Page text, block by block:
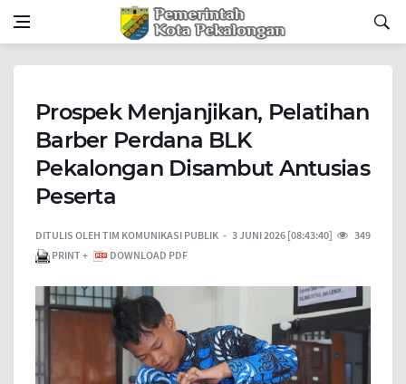
Prospek Menjanjikan, Pelatihan
Barber Perdana BLK
Pekalongan Disambut Antusias
Peserta
DITULIS OLEH TIM KOMUNIKASI PUBLIK 3 JUNI 2026 [08:43:40]
349
PRINT +
DOWNLOAD PDF